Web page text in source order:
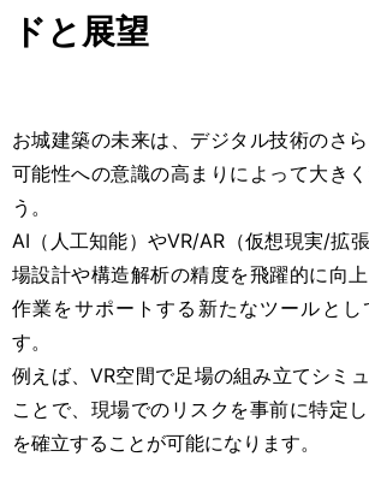
ドと展望
お城建築の未来は、デジタル技術のさ
可能性への意識の高まりによって大き
う。
AI（人工知能）やVR/AR（仮想現実/拡
場設計や構造解析の精度を飛躍的に向
作業をサポートする新たなツールとし
す。
例えば、VR空間で足場の組み立てシミ
ことで、現場でのリスクを事前に特定
を確立することが可能になります。